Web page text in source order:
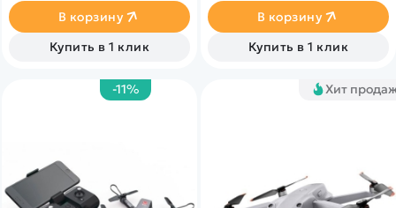
на смартфон. Комбо
комплект с двумя
аккумуляторами и сумкой
для перевозки.&nbsp;
В корзину
Купить в 1 клик
на смартфон.В корзину
Купить в 1 клик
-11% Хит